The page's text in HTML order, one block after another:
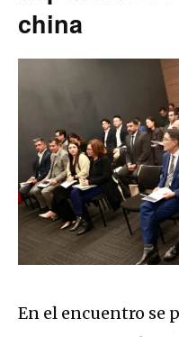
china
En el encuentro se